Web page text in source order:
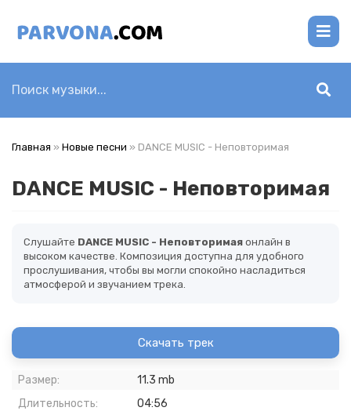
Главная » Новые песни » DANCE MUSIC - Неповторимая
DANCE MUSIC - Неповторимая
Слушайте DANCE MUSIC - Неповторимая онлайн в
высоком качестве. Композиция доступна для удобного
прослушивания, чтобы вы могли спокойно насладиться
атмосферой и звучанием трека.
Скачать трек
Размер:
11.3 mb
Длительность:
04:56